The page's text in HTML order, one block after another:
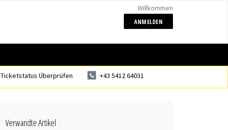
Willkommen
ANMELDEN
Ticketstatus Überprüfen +43 5412 64031
Verwandte Artikel